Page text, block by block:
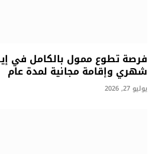
شهري وإقامة مجانية لمدة عام
يوليو 27, 2026